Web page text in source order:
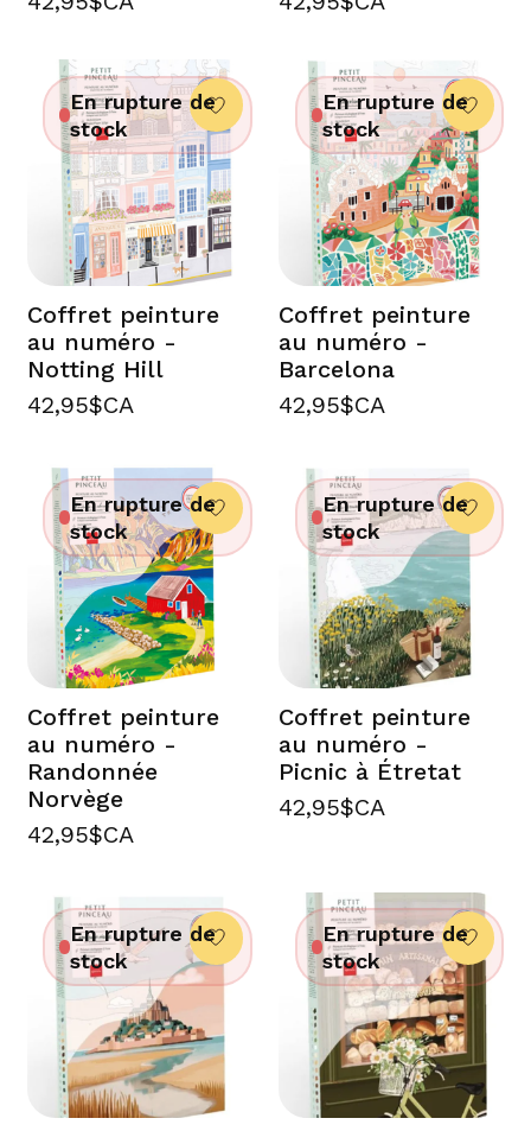
En rupture de
stock
Coffret peinture
au numéro -
Notting Hill
42,95$CA
En rupture de
stock
Coffret peinture
au numéro -
Barcelona
42,95$CA
En rupture de
stock
Coffret peinture
au numéro -
Randonnée
Norvège
42,95$CA
En rupture de
stock
Coffret peinture
au numéro -
Picnic à Étretat
42,95$CA
En rupture de
stock
En rupture de
stock